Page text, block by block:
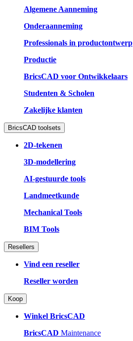
Algemene Aanneming
Onderaanneming
Professionals in productontwerp
Productie
BricsCAD voor Ontwikkelaars
Studenten & Scholen
Zakelijke klanten
BricsCAD toolsets
2D-tekenen
3D-modellering
AI-gestuurde tools
Landmeetkunde
Mechanical Tools
BIM Tools
Resellers
Vind een reseller
Reseller worden
Koop
Winkel BricsCAD
BricsCAD Maintenance